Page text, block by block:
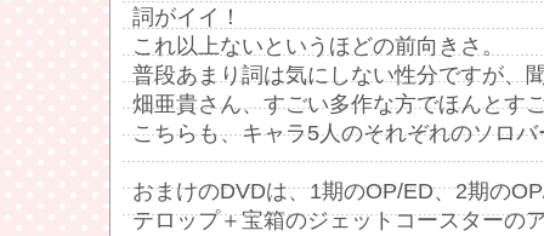
詞がイイ！
これ以上ないというほどの前向きさ。
普段あまり詞は気にしない性分ですが、
畑亜貴さん、すごい多作な方でほんとす
こちらも、キャラ5人のそれぞれのソロ
おまけのDVDは、1期のOP/ED、2期の
テロップ＋宝箱のジェットコースターの